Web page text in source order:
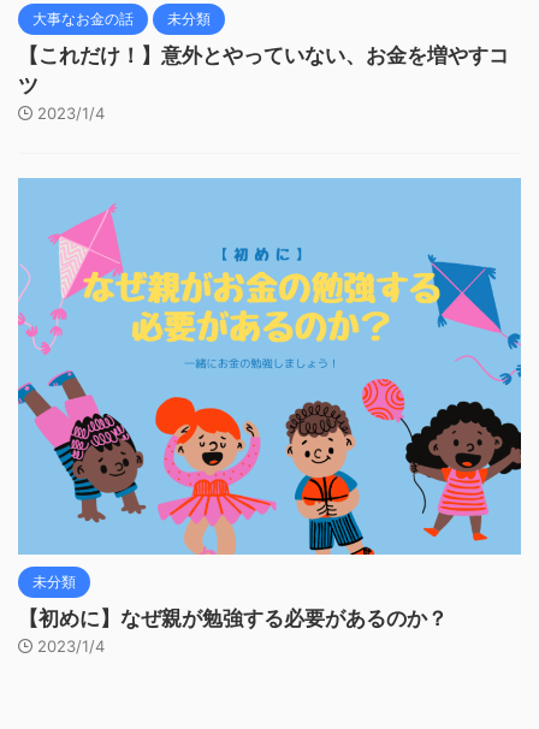
大事なお金の話 未分類
【これだけ！】意外とやっていない、お金を増やすコ
ツ
2023/1/4
未分類
【初めに】なぜ親が勉強する必要があるのか？
2023/1/4